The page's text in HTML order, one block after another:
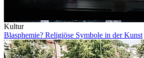
Kultur
Blasphemie? Religiöse Symbole in der Kunst